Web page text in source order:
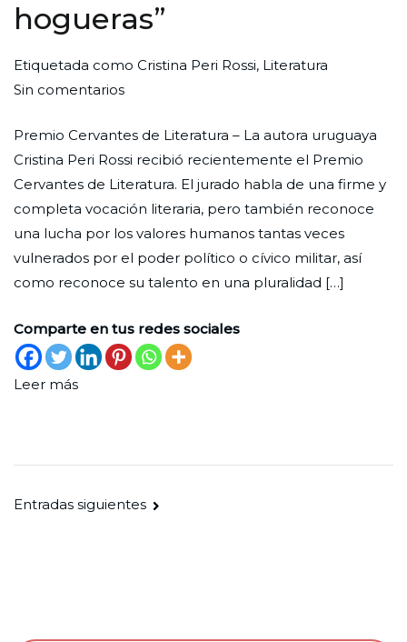
hogueras”
Por
Redaccion
Nueva
Publicada
el
de
mayo
de
2022
Publicada
en
Etiquetada como Cristina Peri Rossi, Literatura
Sin comentariosen
poetas
inflaman
las
hogueras”
Premio Cervantes de Literatura – La autora uruguaya
Cristina Peri Rossi recibió recientemente el Premio
Cervantes de Literatura. El jurado habla de una firme y
completa vocación literaria, pero también reconoce
una lucha por los valores humanos tantas veces
vulnerados por el poder político o cívico militar, así
como reconoce su talento en una pluralidad […]
Comparte en tus redes sociales
Leer más
Navegación
Entradas siguientes